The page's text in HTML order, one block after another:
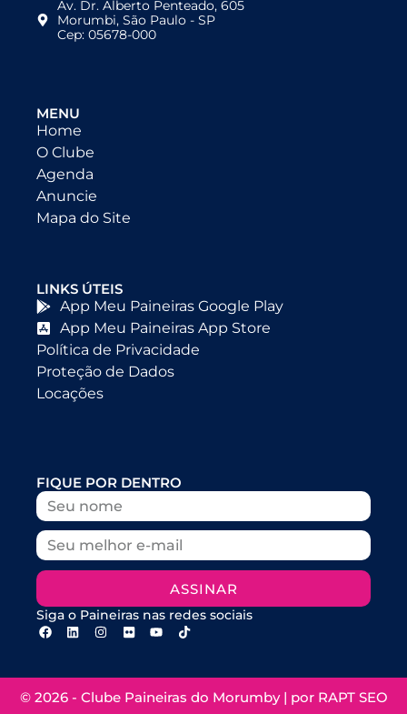
Av. Dr. Alberto Penteado, 605
Morumbi, São Paulo - SP
Cep: 05678-000
MENU
Home
O Clube
Agenda
Anuncie
Mapa do Site
LINKS ÚTEIS
App Meu Paineiras Google Play
App Meu Paineiras App Store
Política de Privacidade
Proteção de Dados
Locações
FIQUE POR DENTRO
ASSINAR
Siga o Paineiras nas redes sociais
© 2026 - Clube Paineiras do Morumby | por RAPT SEO